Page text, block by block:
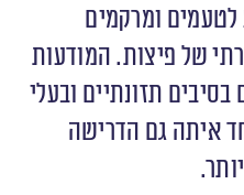
לטעמים ומרקמים
של פיצות. המודעות
תזונתיים ובעלי
איתה גם הדרישה